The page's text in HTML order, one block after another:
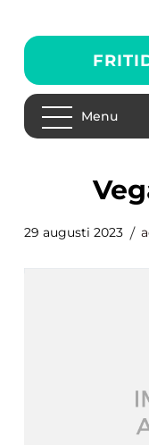
Menu
29 augusti 2023